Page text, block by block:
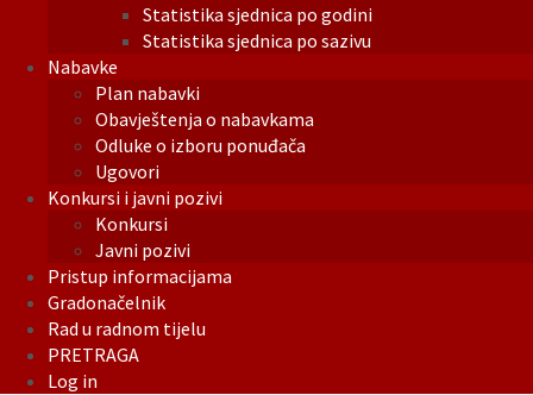
Statistika sjednica po godini
Statistika sjednica po sazivu
Nabavke
Plan nabavki
Obavještenja o nabavkama
Odluke o izboru ponuđača
Ugovori
Konkursi i javni pozivi
Konkursi
Javni pozivi
Pristup informacijama
Gradonačelnik
Rad u radnom tijelu
PRETRAGA
Log in